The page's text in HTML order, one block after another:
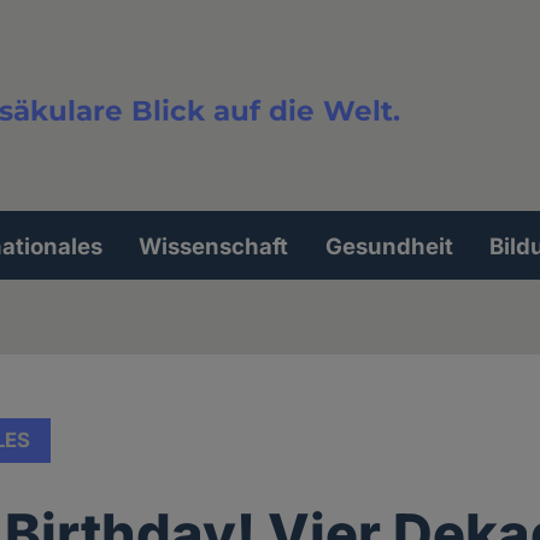
Blick auf die Welt.
Wissenschaft Gesundheit